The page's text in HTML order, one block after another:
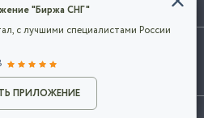
объявление
подача объявлений, означает
являются собственностью их
Биржа СНГ
чтобы сделать
компании
cookie.
"Биржа СНГ"
с лучшими специалистами России
ПРИЛОЖЕНИЕ